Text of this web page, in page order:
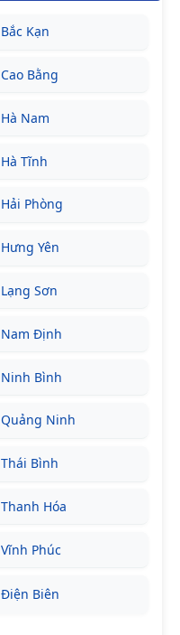
Bắc Kạn
Cao Bằng
Hà Nam
Hà Tĩnh
Hải Phòng
Hưng Yên
Lạng Sơn
Nam Định
Ninh Bình
Quảng Ninh
Thái Bình
Thanh Hóa
Vĩnh Phúc
Điện Biên